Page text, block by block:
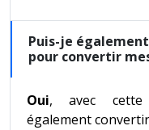
Puis-je
pour convertir
Oui, avec cette
également